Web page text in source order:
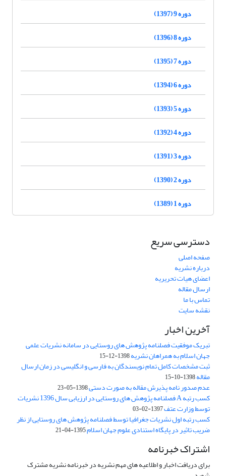
دوره 9 (1397)
دوره 8 (1396)
دوره 7 (1395)
دوره 6 (1394)
دوره 5 (1393)
دوره 4 (1392)
دوره 3 (1391)
دوره 2 (1390)
دوره 1 (1389)
دسترسی سریع
صفحه اصلی
درباره نشریه
اعضای هیات تحریریه
ارسال مقاله
تماس با ما
نقشه سایت
آخرین اخبار
تبریک موفقیت فصلنامه پژوهش های روستایی در سامانه نشریات علمی
جهان اسلام به همراهان نشریه1398-12-15
ثبت مشخصات کامل تمام نویسندگان به فارسی و انگلیسی در زمان ارسال
مقاله1398-10-15
عدم صدور نامه پذیرش مقاله به صورت دستی1398-05-23
کسب رتبه A فصلنامه پژوهش های روستایی در ارزیابی سال 1396 نشریات
توسط وزارت عتف1397-02-03
کسب رتبه اول نشریات جغرافیا توسط فصلنامه پژوهش های روستایی از نظر
ضریب تاثیر در پایگاه استنادی علوم جهان اسلام1395-04-21
اشتراک خبرنامه
برای دریافت اخبار و اطلاعیه های مهم نشریه در خبرنامه نشریه مشترک